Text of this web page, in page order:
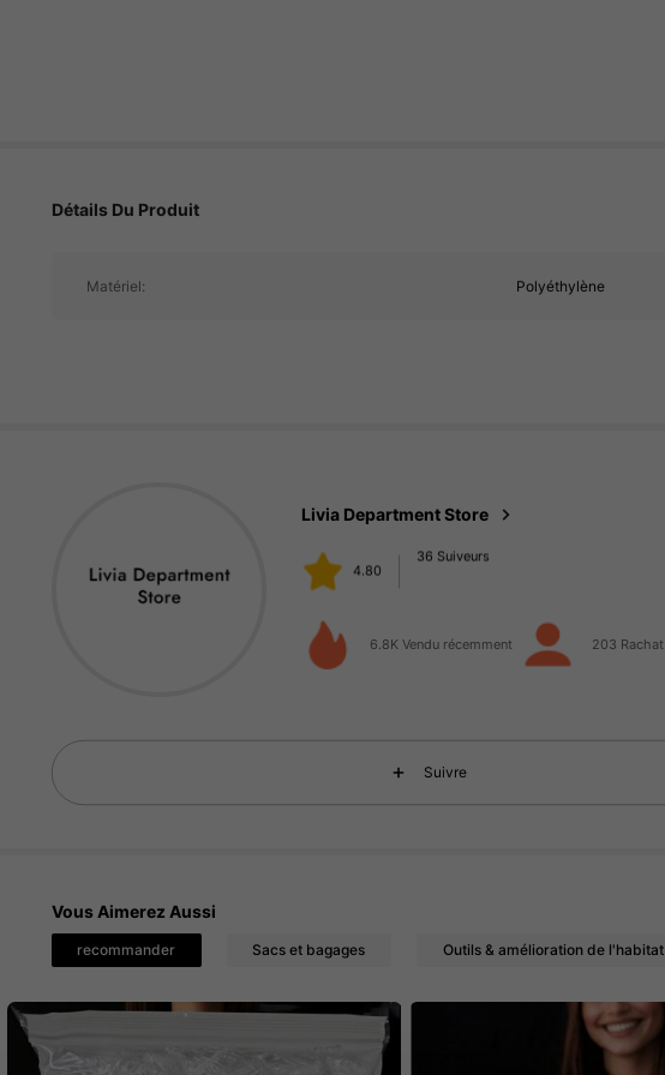
Détails Du Produit
Matériel: Polyéthylène
Livia Department Store
4.80
ز***ز
6.8K Vendu récemment 203 Rachat
Suivre
Vous Aimerez Aussi
recommander Sacs et bagages Outils & amélioration de l'habitat